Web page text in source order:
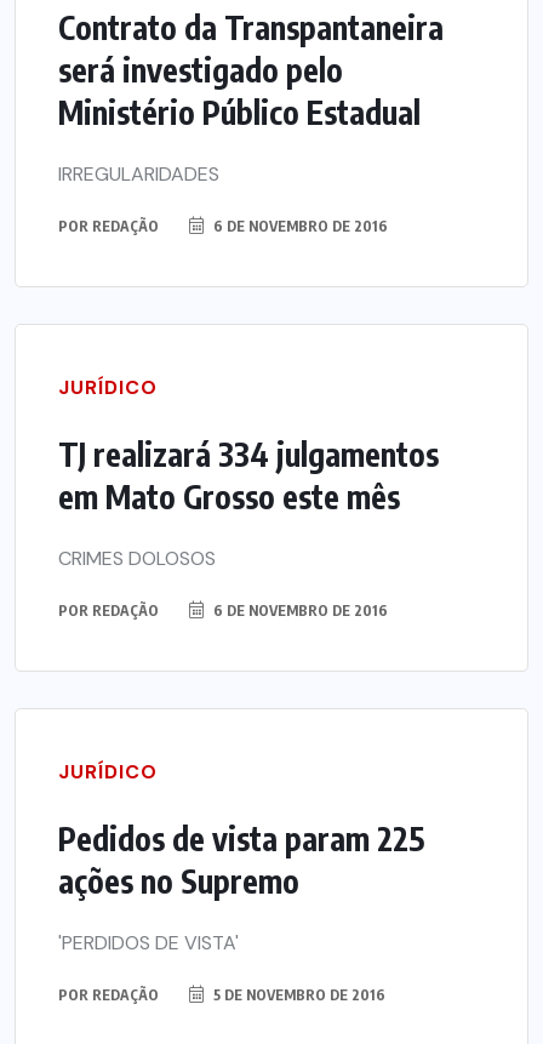
Contrato da Transpantaneira
será investigado pelo
Ministério Público Estadual
IRREGULARIDADES
POR REDAÇÃO 6 DE NOVEMBRO DE 2016
JURÍDICO
TJ realizará 334 julgamentos
em Mato Grosso este mês
CRIMES DOLOSOS
POR REDAÇÃO 6 DE NOVEMBRO DE 2016
JURÍDICO
Pedidos de vista param 225
ações no Supremo
'PERDIDOS DE VISTA'
POR REDAÇÃO 5 DE NOVEMBRO DE 2016